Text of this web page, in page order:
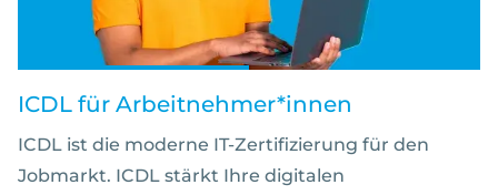
ICDL für Arbeitnehmer*innen
ICDL ist die moderne IT-Zertifizierung für den
Jobmarkt. ICDL stärkt Ihre digitalen